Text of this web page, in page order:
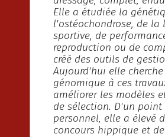
Elle a étudiée la
l'ostéochondrose, de la
sportive, de
reproduction ou de
créé des outils de
Aujourd'hui elle
génomique à ces
améliorer les modèles
de sélection. D'un point
personnel, elle a élevé
concours hippique et de